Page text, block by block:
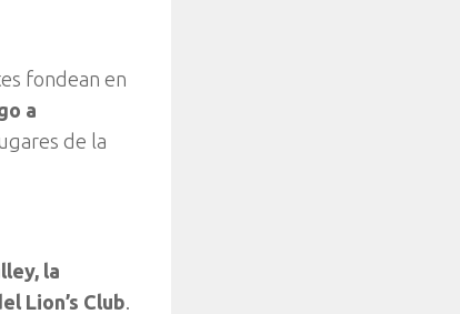
fondean en
a
de la
la
Lion’s Club.